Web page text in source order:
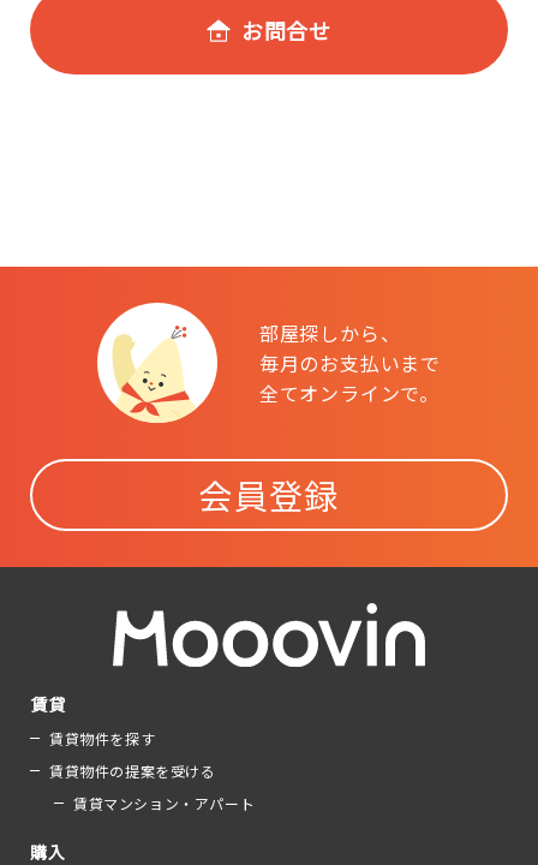
お問合せ
部屋探しから、
毎月のお支払いまで
全てオンラインで。
会員登録
賃貸
賃貸物件を探す
賃貸物件の提案を受ける
賃貸マンション・アパート
購入